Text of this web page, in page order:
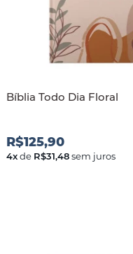
Bíblia Todo Dia Floral
R$125,90
4xde R$31,48sem juros